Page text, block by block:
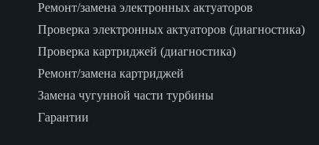
Ремонт/замена электронных актуаторов
Проверка электронных актуаторов (диагностика)
Проверка картриджей (диагностика)
Ремонт/замена картриджей
Замена чугунной части турбины
Гарантии